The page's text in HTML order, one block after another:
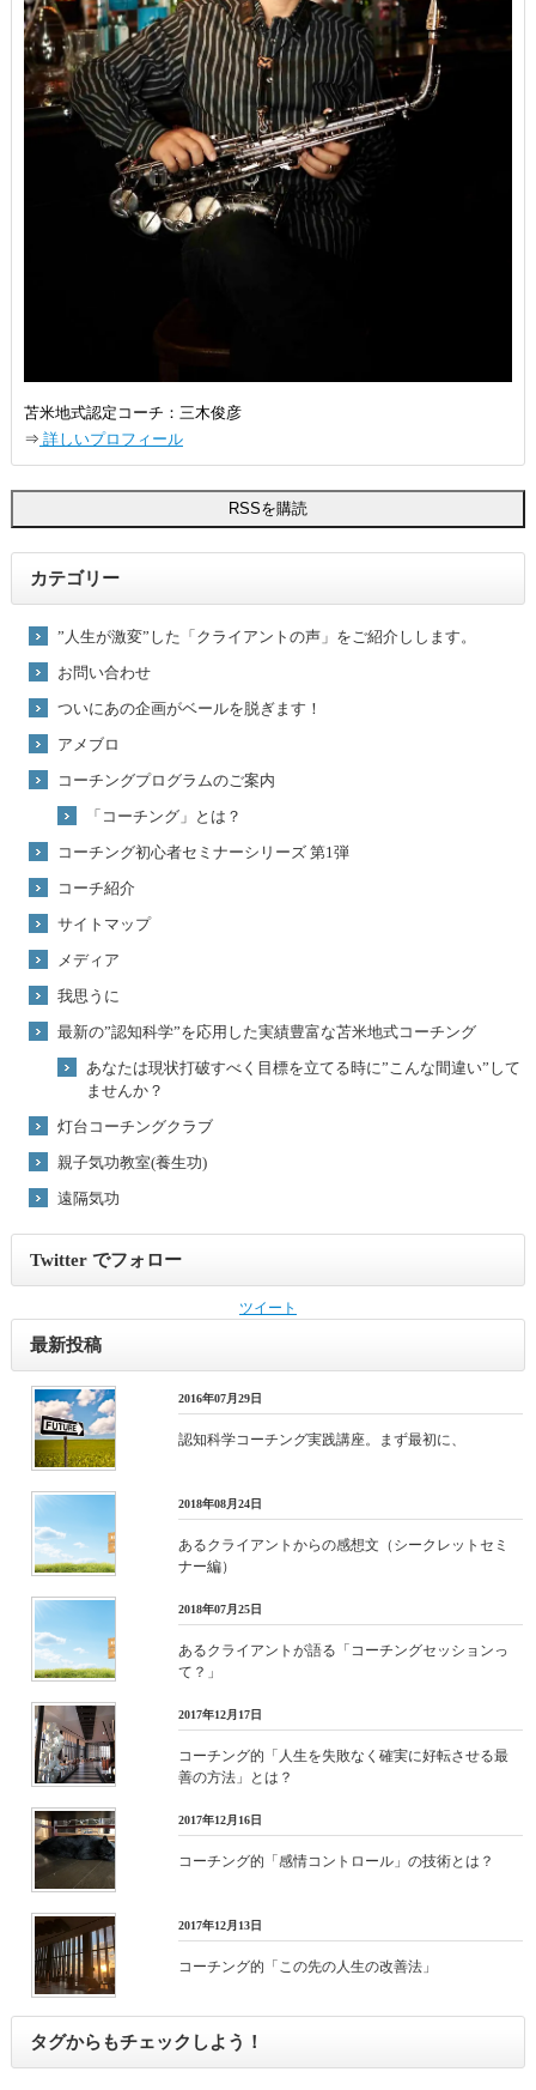
苫米地式認定コーチ：三木俊彦
⇒ 詳しいプロフィール
カテゴリー
”人生が激変”した「クライアントの声」をご紹介しします。
お問い合わせ
ついにあの企画がベールを脱ぎます！
アメブロ
コーチングプログラムのご案内
「コーチング」とは？
コーチング初心者セミナーシリーズ 第1弾
コーチ紹介
サイトマップ
メディア
我思うに
最新の”認知科学”を応用した実績豊富な苫米地式コーチング
あなたは現状打破すべく目標を立てる時に”こんな間違い”して
ませんか？
灯台コーチングクラブ
親子気功教室(養生功)
遠隔気功
Twitter でフォロー
ツイート
最新投稿
2016年07月29日
認知科学コーチング実践講座。まず最初に、
2018年08月24日
あるクライアントからの感想文（シークレットセミ
ナー編）
2018年07月25日
あるクライアントが語る「コーチングセッションっ
て？」
2017年12月17日
コーチング的「人生を失敗なく確実に好転させる最
善の方法」とは？
2017年12月16日
コーチング的「感情コントロール」の技術とは？
2017年12月13日
コーチング的「この先の人生の改善法」
タグからもチェックしよう！